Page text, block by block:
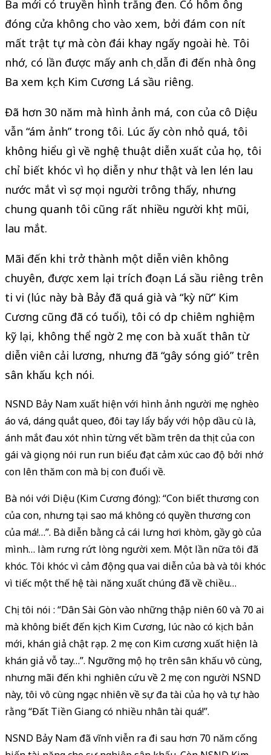
Ba mới có truyền hình trắng đen. Có hôm ông
đóng cửa không cho vào xem, bởi đám con nít
mất trật tự mà còn đái khay ngấy ngoài hè. Tôi
nhớ, có lần được mấy anh chị dẫn đi đến nhà ông
Ba xem kịch Kim Cương Lá sầu riêng.
Đã hơn 30 năm mà hình ảnh má, con của cô Diệu
vẫn “ám ảnh” trong tôi. Lúc ấy còn nhỏ quá, tôi
không hiểu gì về nghệ thuật diễn xuất của họ, tôi
chỉ biết khóc vì họ diễn y như thật và len lén lau
nước mắt vì sợ mọi người trông thấy, nhưng
chung quanh tôi cũng rất nhiều người khịt mũi,
lau mắt.
Mãi đến khi trở thành một diễn viên không
chuyên, được xem lại trích đoạn Lá sầu riêng trên
ti vi (lúc này bà Bảy đã quá già và “kỳ nữ” Kim
Cương cũng đã có tuổi), tôi có dịp chiêm nghiệm
kỹ lại, không thể ngờ 2 mẹ con bà xuất thân từ
diễn viên cải lương, nhưng đã “gây sóng gió” trên
sân khấu kịch nói.
NSND Bảy Nam xuất hiện với hình ảnh người mẹ nghèo
áo vá, dáng quắt queo, đôi tay lẩy bẩy với hộp dầu cù là,
ánh mắt đau xót nhìn từng vết bầm trên da thịt của con
gái và giọng nói run run biểu đạt cảm xúc cao độ bởi nhớ
con lên thăm con mà bị con đuổi về.
Bà nói với Diệu (Kim Cương đóng): “Con biết thương con
của con, nhưng tại sao má không có quyền thương con
của má!…”. Bà diễn bằng cả cái lưng hơi khòm, gầy gò của
mình… làm rưng rứt lòng người xem. Một lần nữa tôi đã
khóc. Tôi khóc vì cảm động qua vai diễn của bà và tôi khóc
vì tiếc một thế hệ tài năng xuất chúng đã về chiều…
Chị tôi nói : “Dân Sài Gòn vào những thập niên 60 và 70 ai
mà không biết đến kịch Kim Cương, lúc nào có kịch bản
mới, khán giả chật rạp. 2 mẹ con Kim cương xuất hiện là
khán giả vỗ tay…”. Ngưỡng mộ họ trên sân khấu vô cùng,
nhưng mãi đến khi nghiên cứu về 2 mẹ con người NSND
này, tôi vô cùng ngạc nhiên về sự đa tài của họ và tự hào
rằng “Đất Tiền Giang có nhiều nhân tài quá!”.
NSND Bảy Nam đã vĩnh viễn ra đi sau hơn 70 năm cống